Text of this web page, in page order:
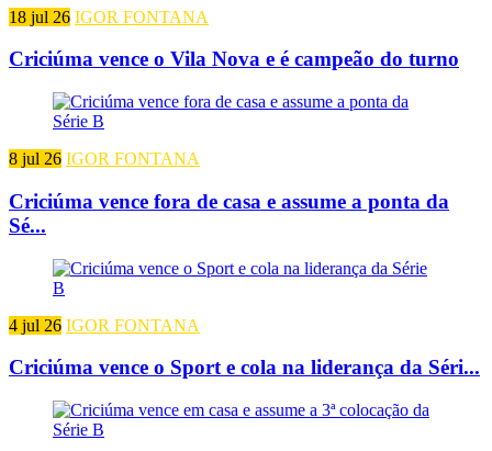
18 jul 26 IGOR FONTANA
Criciúma vence o Vila Nova e é campeão do turno
8 jul 26 IGOR FONTANA
Criciúma vence fora de casa e assume a ponta da
Sé...
4 jul 26 IGOR FONTANA
Criciúma vence o Sport e cola na liderança da Séri...